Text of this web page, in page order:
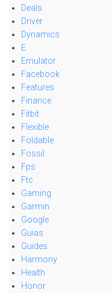
Deals
Driver
Dynamics
E
Emulator
Facebook
Features
Finance
Fitbit
Flexible
Foldable
Fossil
Fps
Ftc
Gaming
Garmin
Google
Guias
Guides
Harmony
Health
Honor